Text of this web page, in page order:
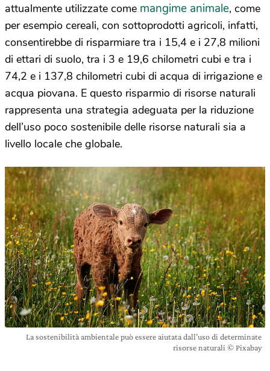
attualmente utilizzate come mangime animale, come
per esempio cereali, con sottoprodotti agricoli, infatti,
consentirebbe di risparmiare tra i 15,4 e i 27,8 milioni
di ettari di suolo, tra i 3 e 19,6 chilometri cubi e tra i
74,2 e i 137,8 chilometri cubi di acqua di irrigazione e
acqua piovana. E questo risparmio di risorse naturali
rappresenta una strategia adeguata per la riduzione
dell’uso poco sostenibile delle risorse naturali sia a
livello locale che globale.
La sostenibilità ambientale può essere aiutata dall’uso di determinate
risorse naturali © Pixabay